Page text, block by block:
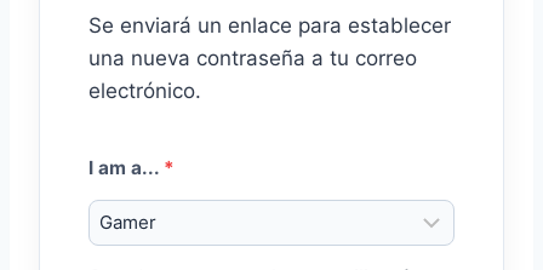
i
g
o
r
Se enviará un enlace para establecer
una nueva contraseña a tu correo
electrónico.
I am a... *